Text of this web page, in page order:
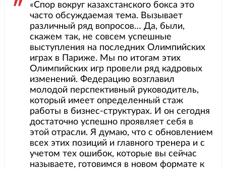
«Спор вокруг казахстанского бокса это
часто обсуждаемая тема. Вызывает
различный ряд вопросов… Да, были,
скажем так, не совсем успешные
выступления на последних Олимпийских
играх в Париже. Мы по итогам этих
Олимпийских игр провели ряд кадровых
изменений. Федерацию возглавил
молодой перспективный руководитель,
который имеет определенный стаж
работы в бизнес-структурах. И он сегодня
достаточно успешно проявляет себя в
этой отрасли. Я думаю, что с обновлением
всех этих позиций и главного тренера и с
учетом тех ошибок, которые вы сейчас
называете, готовимся в новом формате к